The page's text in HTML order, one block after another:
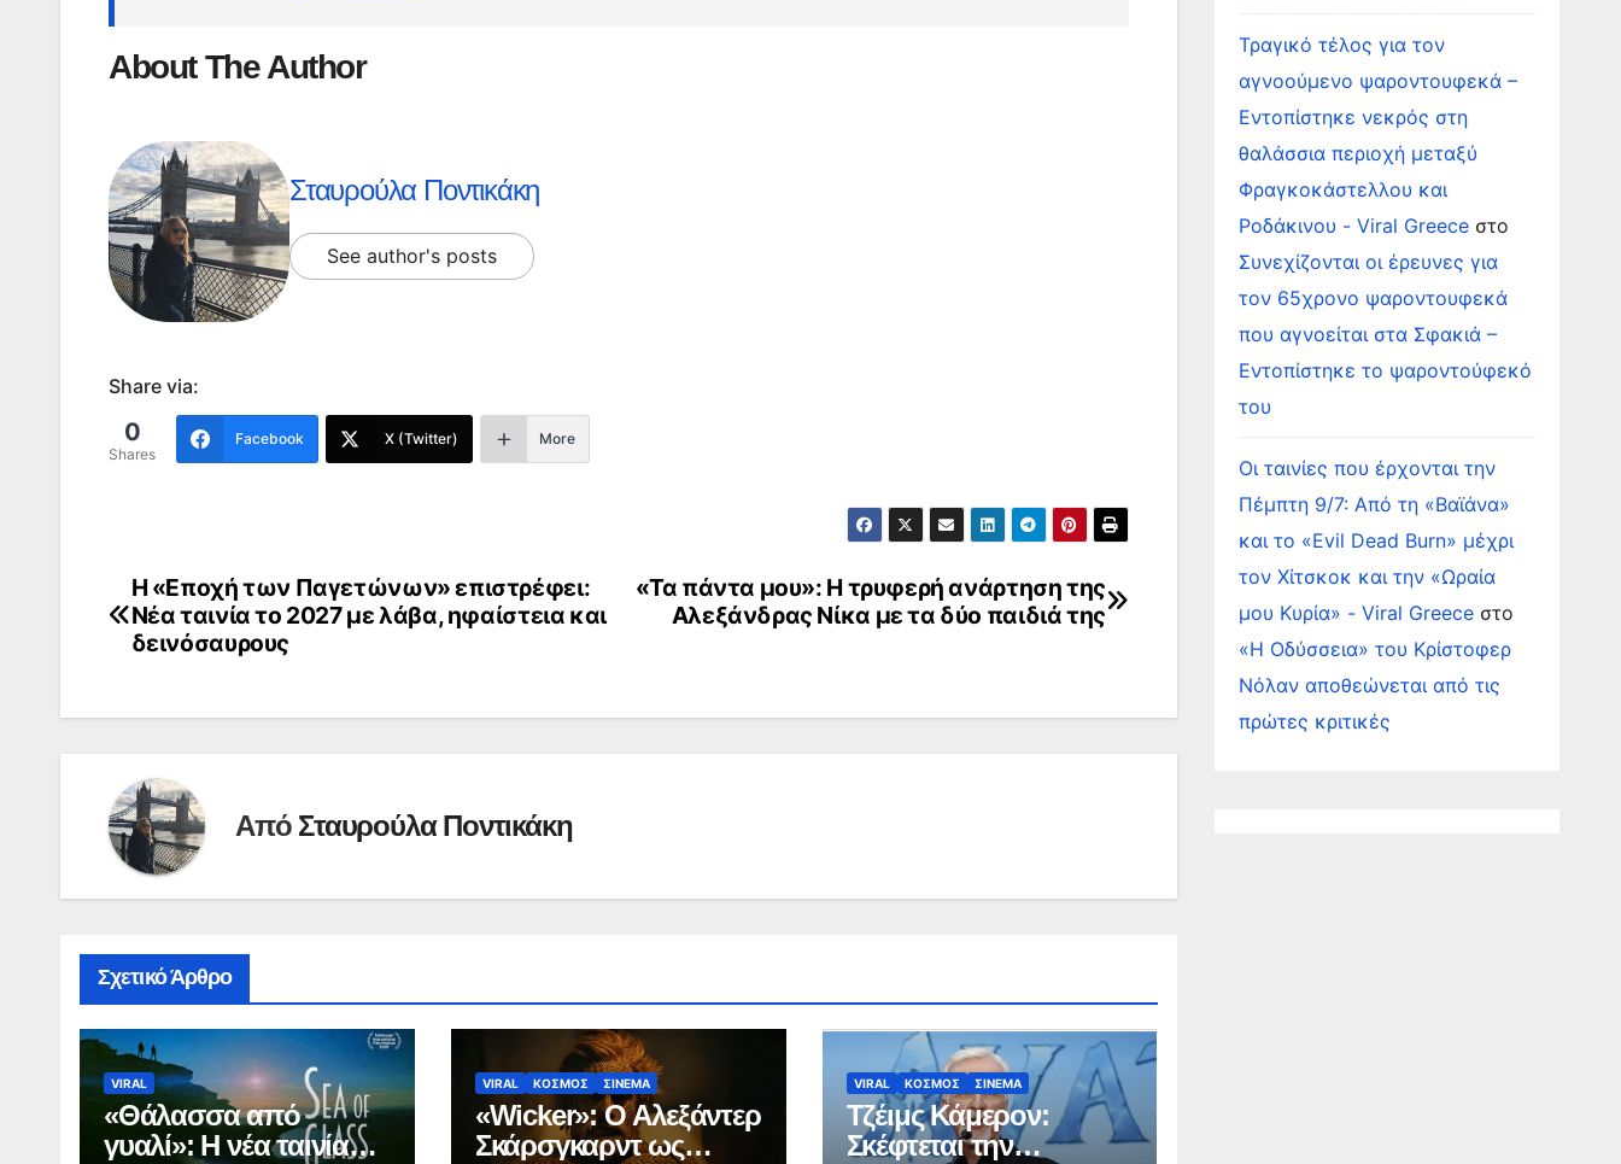
About The Author
Σταυρούλα Ποντικάκη
See author's posts
Share via:
0
Shares
Facebook X (Twitter) More
Πλοήγηση
άρθρων
«Τα πάντα μου»: Η τρυφερή ανάρτηση της
Αλεξάνδρας Νίκα με τα δύο παιδιά της
Η «Εποχή των Παγετώνων» επιστρέφει:
Νέα ταινία το 2027 με λάβα, ηφαίστεια και
δεινόσαυρους
Από Σταυρούλα Ποντικάκη
Σχετικό Άρθρο
VIRAL
«Θάλασσα από
γυαλί»: Η νέα ταινία
VIRAL ΚΟΣΜΟΣ ΣΙΝΕΜΑ
«Wicker»: Ο Αλεξάντερ
Σκάρσγκαρντ ως
VIRAL ΚΟΣΜΟΣ ΣΙΝΕΜΑ
Τζέιμς Κάμερον:
Σκέφτεται την
Τραγικό τέλος για τον
αγνοούμενο ψαροντουφεκά –
Εντοπίστηκε νεκρός στη
θαλάσσια περιοχή μεταξύ
Φραγκοκάστελλου και
Ροδάκινου - Viral Greeceστο
Συνεχίζονται οι έρευνες για
τον 65χρονο ψαροντουφεκά
που αγνοείται στα Σφακιά –
Εντοπίστηκε το ψαροντούφεκό
του
Οι ταινίες που έρχονται την
Πέμπτη 9/7: Από τη «Βαϊάνα»
και το «Evil Dead Burn» μέχρι
τον Χίτσκοκ και την «Ωραία
μου Κυρία» - Viral Greeceστο
«Η Οδύσσεια» του Κρίστοφερ
Νόλαν αποθεώνεται από τις
πρώτες κριτικές